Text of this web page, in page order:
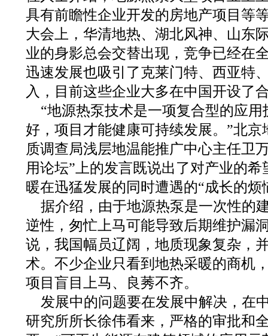
具有前瞻性企业开发的房地产项目等
大会上，华清地热、湖北风神、山东
业的身影总会交替出现，竞争已经在
迅速发展也吸引了克莱门特、西亚特
入，目前这些企业大多在中国开设了
“地源热泵技术是一项复合型的应
好，项目才能健康可持续发展。”北
质调查局浅层地温能推广中心主任卫
用论坛”上的发言既说出了对产业的
暖在迅猛发展的同时遭遇的“成长的烦
据介绍，由于地源热泵是一次性的
逆性，匆忙上马可能导致后期维护漏
说，我国幅员辽阔，地质现象复杂，
术。不少企业只看到地热采暖的商机
项目盲目上马、良莠不齐。
发展中的问题要在发展中解决，在
研究所所长徐伟看来，严格的审批和